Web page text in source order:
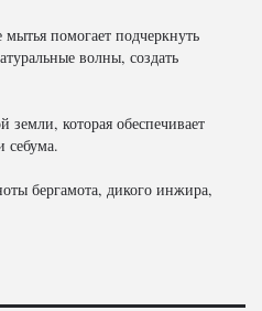
помогает подчеркнуть
волны, создать
которая обеспечивает
себума.
бергамота, дикого инжира,